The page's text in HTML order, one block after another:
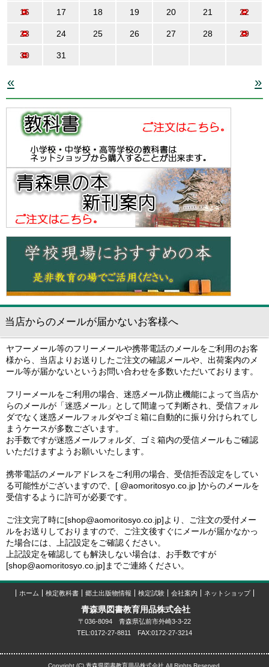
16 17 18 19 20 21 22
23 24 25 26 27 28 29
30 31
« »
当店からのメールが届かないお客様へ
ヤフーメール等のフリーメールや携帯電話のメールをご利用のお客
様から、当店よりお送りしたご注文の確認メールや、出荷案内のメ
ール等が届かないというお問い合わせを多数いただいております。
フリーメールをご利用の場合、迷惑メール防止機能によって当店か
らのメールが「迷惑メール」として間違って判断され、受信フォル
ダでなく迷惑メールフォルダやゴミ箱に自動的に振り分けられてし
まうケースが多数ございます。
お手数ですが迷惑メールフォルダ、ゴミ箱内の受信メールもご確認
いただけますようお願いいたします。
携帯電話のメールアドレスをご利用の場合、受信拒否設定をしてい
る可能性がございますので、[ @aomoritosyo.co.jp ]からのメールを
受信するように許可が必要です。
ご注文完了時に[shop@aomoritosyo.co.jp]より、ご注文の受付メー
ルをお送りしておりますので、ご注文後すぐにメールが届かなかっ
た場合には、上記設定をご確認ください。
上記設定を確認しても解決しない場合は、お手数ですが
[shop@aomoritosyo.co.jp]までご連絡ください。
ホーム 検定教科書 郷土出版物情報 検定試験 会社案内 ネットショップ
青森県図書教育用品株式会社
〒036-8094 青森県弘前市外崎3-3-22
TEL:0172-27-8811 FAX:0172-27-3214
Copyright (C) 青森県図書教育用品株式会社 All Rights Reserved.